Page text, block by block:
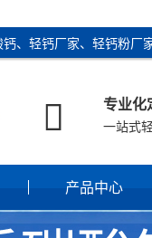
、轻钙厂家、轻钙粉
 专业化
一站式
产品中心